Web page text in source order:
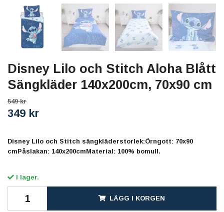
Disney Lilo och Stitch Aloha Blått
Sängkläder 140x200cm, 70x90 cm
549 kr
349 kr
Disney Lilo och Stitch sängkläderstorlek:Örngott: 70x90
cmPåslakan: 140x200cmMaterial: 100% bomull.
I lager.
LÄGG I KORGEN